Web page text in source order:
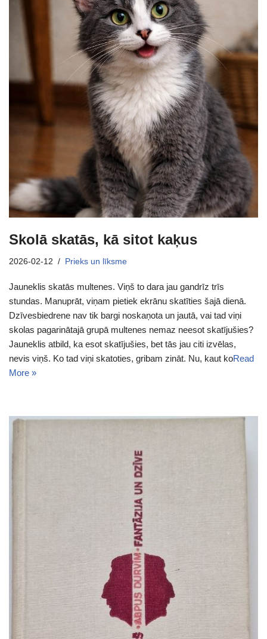
Skolā skatās, kā sitot kaķus
2026-02-12 Prieks un līksme
Jauneklis skatās multenes. Viņš to dara jau gandrīz trīs
stundas. Manuprāt, viņam pietiek ekrānu skatīties šajā dienā.
Dzīvesbiedrene nav tik bargi noskaņota un jautā, vai tad viņi
skolas pagarinātajā grupā multenes nemaz neesot skatījušies?
Jauneklis atbild, ka esot skatījušies, bet tās jau citi izvēlas,
nevis viņš. Ko tad viņi skatoties, gribam zināt. Nu, kaut koRead
More »